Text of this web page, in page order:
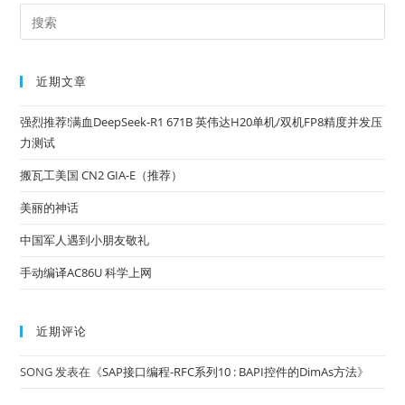
近期文章
强烈推荐!满血DeepSeek-R1 671B 英伟达H20单机/双机FP8精度并发压
力测试
搬瓦工美国 CN2 GIA-E（推荐）
美丽的神话
中国军人遇到小朋友敬礼
手动编译AC86U 科学上网
近期评论
SONG发表在《SAP接口编程-RFC系列10 : BAPI控件的DimAs方法》